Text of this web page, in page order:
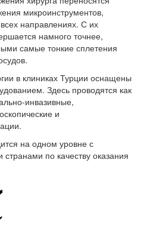
микроинструментов,
направлениях. С их
намного точнее,
самые тонкие сплетения
в клиниках Турции оснащены
Здесь проводятся как
инвазивные,
и
на одном уровне с
по качеству оказания